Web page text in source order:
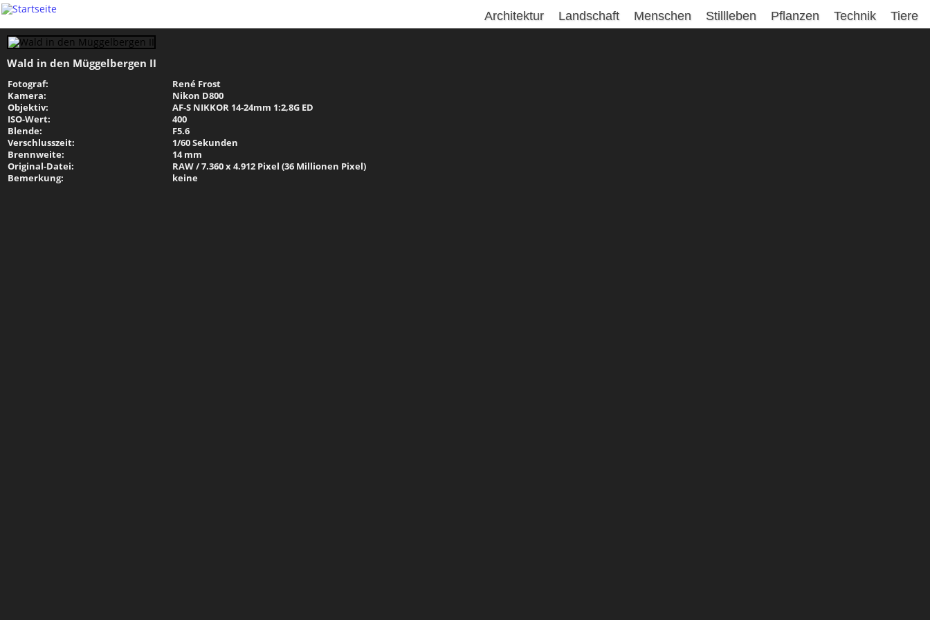
Tiere
Technik
Pflanzen
Stillleben
Menschen
Landschaft
Architektur
Wald in den Müggelbergen II
Fotograf:
René Frost
Kamera:
Nikon D800
Objektiv:
AF-S NIKKOR 14-24mm 1:2,8G ED
ISO-Wert:
400
Blende:
F5.6
Verschlusszeit:
1/60 Sekunden
Brennweite:
14 mm
Original-Datei:
RAW / 7.360 x 4.912 Pixel (36 Millionen Pixel)
Bemerkung:
keine